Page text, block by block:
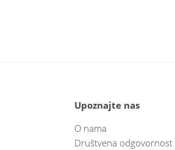
Upoznajte nas
O nama
Društvena odgovornost